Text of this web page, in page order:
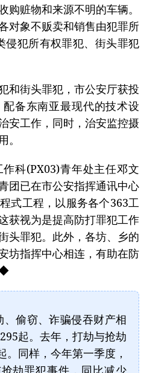
赃物和来源不明的车辆。
对象不贩卖和销售由犯罪所
侵犯所有权罪犯、街头罪犯
和街头罪犯，市公安厅获投
备东南亚最现代的技术设
安工作，同时，治安监控摄
科(PX03)青年处主任邓文
团已在市公安指挥通讯中心
式工程，以服务各个363工
获视为是提高防打罪犯工作
头罪犯。此外，各坊、乡的
坊指挥中心相连，有助在防
◆
偷窃、诈骗侵吞财产相
起。去年，打劫与抢劫
。同样，今年第一季度，
劫罪犯事件，同比减少